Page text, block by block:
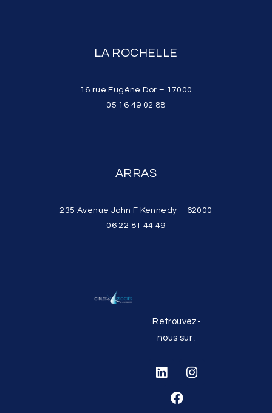
LA ROCHELLE
16 rue Eugène Dor – 17000
05 16 49 02 88
ARRAS
235 Avenue John F Kennedy – 62000
06 22 81 44 49
Retrouvez-
nous sur :